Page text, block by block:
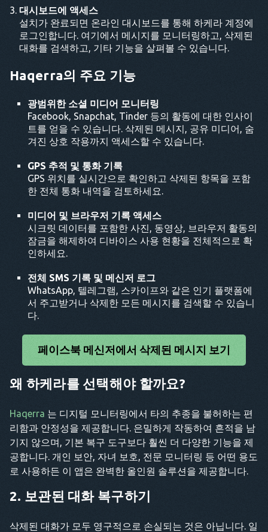
대시보드에 액세스
설치가 완료되면 온라인 대시보드를 통해 하케라 계정에
로그인합니다. 여기에서 메시지를 모니터링하고, 삭제된
대화를 검색하고, 기타 기능을 살펴볼 수 있습니다.
Haqerra의 주요 기능
광범위한 소셜 미디어 모니터링
Facebook, Snapchat, Tinder 등의 활동에 대한 인사이
트를 얻을 수 있습니다. 삭제된 메시지, 공유 미디어, 숨
겨진 상호 작용까지 액세스할 수 있습니다.
GPS 추적 및 통화 기록
GPS 위치를 실시간으로 확인하고 삭제된 항목을 포함
한 전체 통화 내역을 검토하세요.
미디어 및 브라우저 기록 액세스
시크릿 데이터를 포함한 사진, 동영상, 브라우저 활동의
잠금을 해제하여 디바이스 사용 현황을 전체적으로 확
인하세요.
전체 SMS 기록 및 메신저 로그
WhatsApp, 텔레그램, 스카이프와 같은 인기 플랫폼에
서 주고받거나 삭제한 모든 메시지를 검색할 수 있습니
다.
페이스북 메신저에서 삭제된 메시지 보기
왜 하케라를 선택해야 할까요?
Haqerra 는 디지털 모니터링에서 타의 추종을 불허하는 편
리함과 안정성을 제공합니다. 은밀하게 작동하여 흔적을 남
기지 않으며, 기본 복구 도구보다 훨씬 더 다양한 기능을 제
공합니다. 개인 보안, 자녀 보호, 전문 모니터링 등 어떤 용도
로 사용하든 이 앱은 완벽한 올인원 솔루션을 제공합니다.
2. 보관된 대화 복구하기
삭제된 대화가 모두 영구적으로 손실되는 것은 아닙니다. 일